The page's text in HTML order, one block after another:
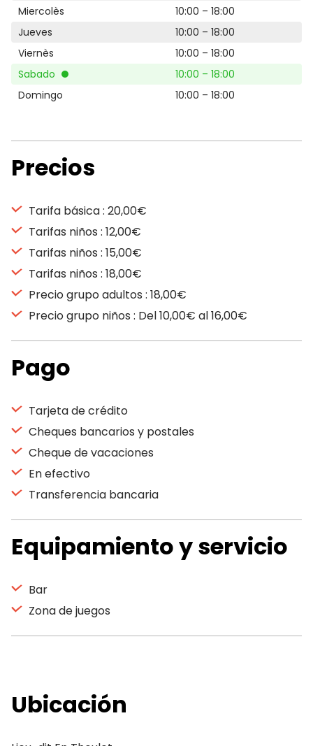
Miercolès
10:00 – 18:00
Jueves
10:00 – 18:00
Viernès
10:00 – 18:00
Sabado
10:00 – 18:00
Domingo
10:00 – 18:00
Precios
Tarifa básica : 20,00€
Tarifas niños : 12,00€
Tarifas niños : 15,00€
Tarifas niños : 18,00€
Precio grupo adultos : 18,00€
Precio grupo niños : Del 10,00€ al 16,00€
Pago
Tarjeta de crédito
Cheques bancarios y postales
Cheque de vacaciones
En efectivo
Transferencia bancaria
Equipamiento y servicio
Bar
Zona de juegos
Ubicación